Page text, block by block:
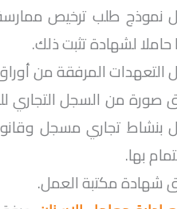
نموذج طلب ترخيص
حاملا لشهادة تثبت ذلك.
التعهدات المرفقة من
صورة من السجل التجاري
بنشاط تجاري مسجل
بها.
شهادة مكتبة العمل.